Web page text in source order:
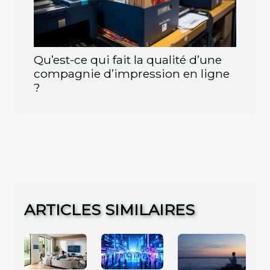
Qu’est-ce qui fait la qualité d’une
compagnie d’impression en ligne
?
ARTICLES SIMILAIRES